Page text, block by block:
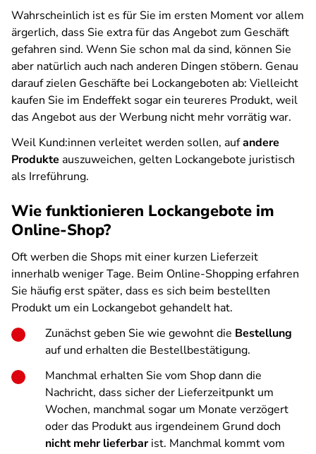
Wahrscheinlich ist es für Sie im ersten Moment vor allem
ärgerlich, dass Sie extra für das Angebot zum Geschäft
gefahren sind. Wenn Sie schon mal da sind, können Sie
aber natürlich auch nach anderen Dingen stöbern. Genau
darauf zielen Geschäfte bei Lockangeboten ab: Vielleicht
kaufen Sie im Endeffekt sogar ein teureres Produkt, weil
das Angebot aus der Werbung nicht mehr vorrätig war.
Weil Kund:innen verleitet werden sollen, aufandere
Produkte auszuweichen, gelten Lockangebote juristisch
als Irreführung.
Wie funktionieren Lockangebote im
Online-Shop?
Oft werben die Shops mit einer kurzen Lieferzeit
innerhalb weniger Tage. Beim Online-Shopping erfahren
Sie häufig erst später, dass es sich beim bestellten
Produkt um ein Lockangebot gehandelt hat.
Zunächst geben Sie wie gewohnt die Bestellung
auf und erhalten die Bestellbestätigung.
Manchmal erhalten Sie vom Shop dann die
Nachricht, dass sicher der Lieferzeitpunkt um
Wochen, manchmal sogar um Monate verzögert
oder das Produkt aus irgendeinem Grund doch
nicht mehr lieferbarist. Manchmal kommt vom